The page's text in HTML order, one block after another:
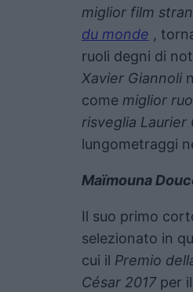
miglior film
du monde ,
ruoli degni di
Xavier Giannoli
come miglior
risveglia Laurier
lungometraggi
Maïmouna
Il suo primo
selezionato in
cui il Premio
César 2017per il